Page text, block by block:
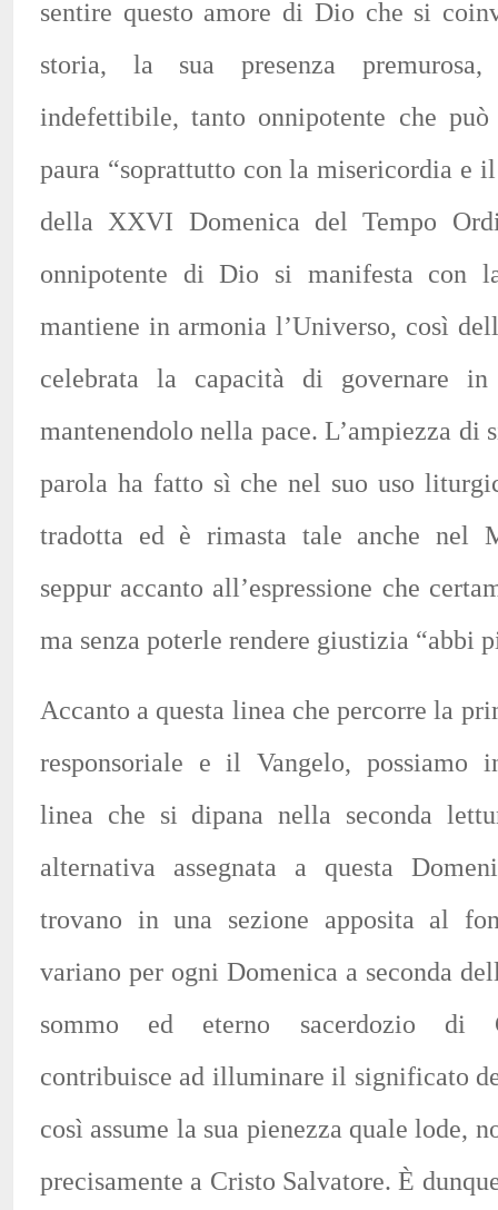
sentire questo amore di Dio che si
storia, la sua presenza premurosa,
indefettibile, tanto onnipotente che può
paura “soprattutto con la misericordia e
della XXVI Domenica del Tempo
onnipotente di Dio si manifesta con
mantiene in armonia l’Universo, così
celebrata la capacità di governare in
mantenendolo nella pace. L’ampiezza di
parola ha fatto sì che nel suo uso
tradotta ed è rimasta tale anche nel
seppur accanto all’espressione che
ma senza poterle rendere giustizia “abbi
Accanto a questa linea che percorre la
responsoriale e il Vangelo, possiamo
linea che si dipana nella seconda
alternativa assegnata a questa
trovano in una sezione apposita al
variano per ogni Domenica a seconda
sommo ed eterno sacerdozio di
contribuisce ad illuminare il significato
così assume la sua pienezza quale lode,
precisamente a Cristo Salvatore. È